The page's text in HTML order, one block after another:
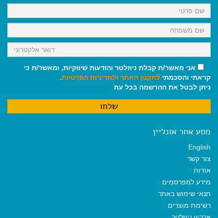
k
p
m
אני מאשר/ת קבלת ניוזלטר והודעות שיווקיות, ומאשר/ת כי
קראתי והסכמתי לתקנון האתר ולמדיניות הפרטיות.
ניתן לבטל את ההרשמה בכל עת
מסע אחר אונליין
English
צור קשר
אודות
מידע למפרסמים
תנאי שימוש באתר
רשימת מוצרים